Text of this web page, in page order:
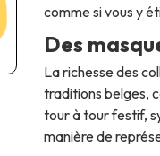
comme si vous y
Des
La richesse des
traditions belges,
tour à tour festif,
manière de